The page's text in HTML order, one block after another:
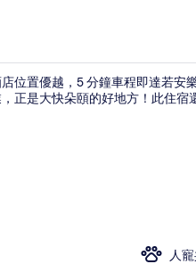
位置優越，5 分鐘車程即達若安
正是大快朵頤的好地方！此住
人